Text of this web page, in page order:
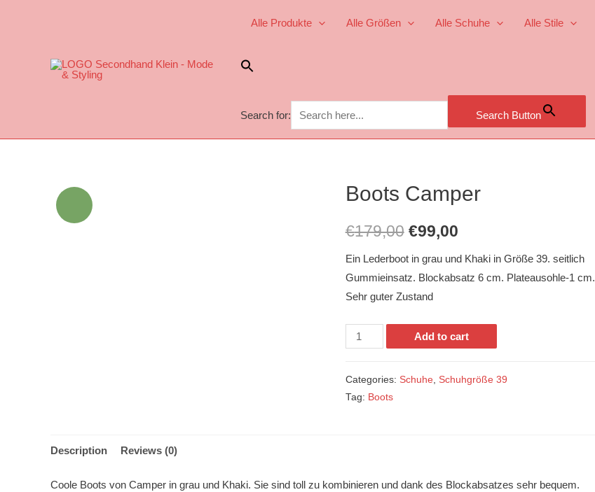
Alle Produkte Alle Größen Alle Schuhe Alle Stile
Search for: Search Button
Boots Camper
€179,00 €99,00
Ein Lederboot in grau und Khaki in Größe 39. seitlich
Gummieinsatz. Blockabsatz 6 cm. Plateausohle-1 cm.
Sehr guter Zustand
Boots
Camper
Add to cart
Categories: Schuhe, Schuhgröße 39
Tag: Boots
Description Reviews (0)
Coole Boots von Camper in grau und Khaki. Sie sind toll zu kombinieren und dank des Blockabsatzes sehr bequem.